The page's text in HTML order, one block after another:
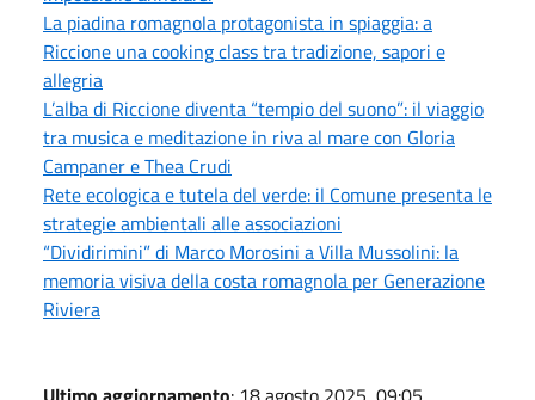
La piadina romagnola protagonista in spiaggia: a
Riccione una cooking class tra tradizione, sapori e
allegria
L’alba di Riccione diventa “tempio del suono”: il viaggio
tra musica e meditazione in riva al mare con Gloria
Campaner e Thea Crudi
Rete ecologica e tutela del verde: il Comune presenta le
strategie ambientali alle associazioni
“Dividirimini” di Marco Morosini a Villa Mussolini: la
memoria visiva della costa romagnola per Generazione
Riviera